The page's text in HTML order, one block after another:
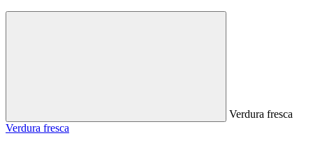
Verdura fresca
Verdura fresca